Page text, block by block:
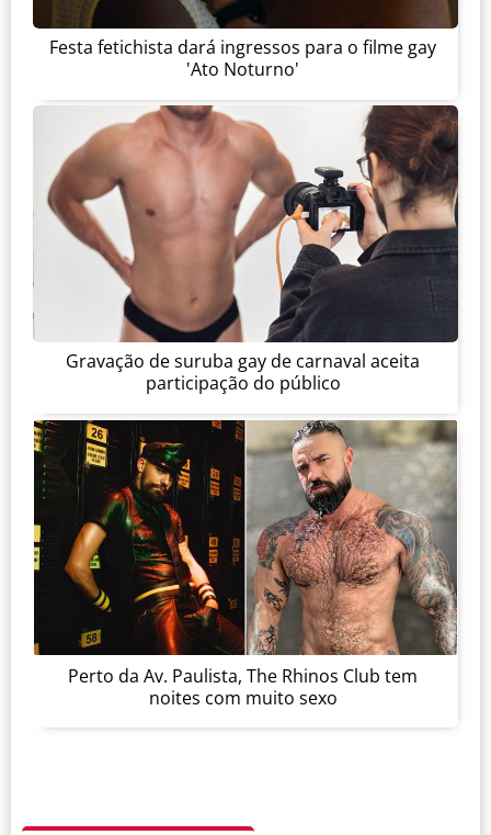
Festa fetichista dará ingressos para o filme gay
'Ato Noturno'
Gravação de suruba gay de carnaval aceita
participação do público
Perto da Av. Paulista, The Rhinos Club tem
noites com muito sexo